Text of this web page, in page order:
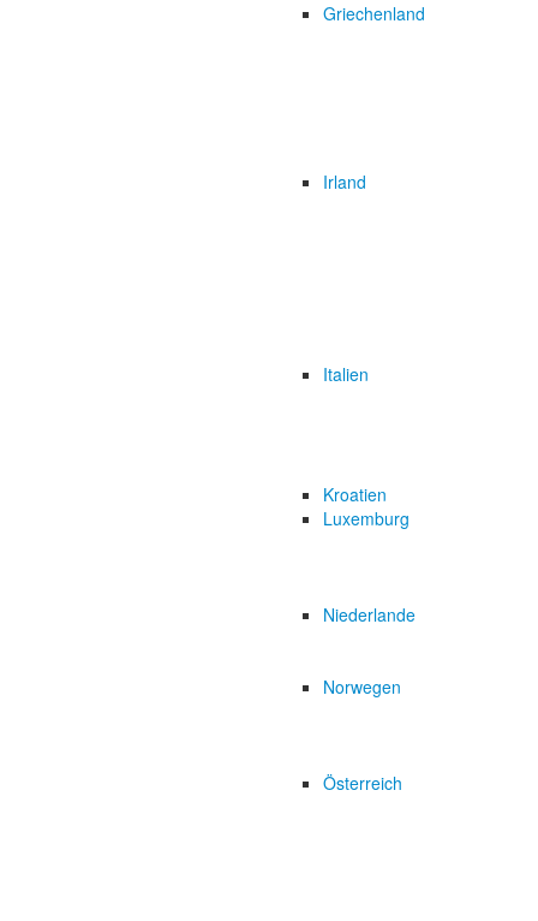
Griechenland
Irland
Italien
Kroatien
Luxemburg
Niederlande
Norwegen
Österreich